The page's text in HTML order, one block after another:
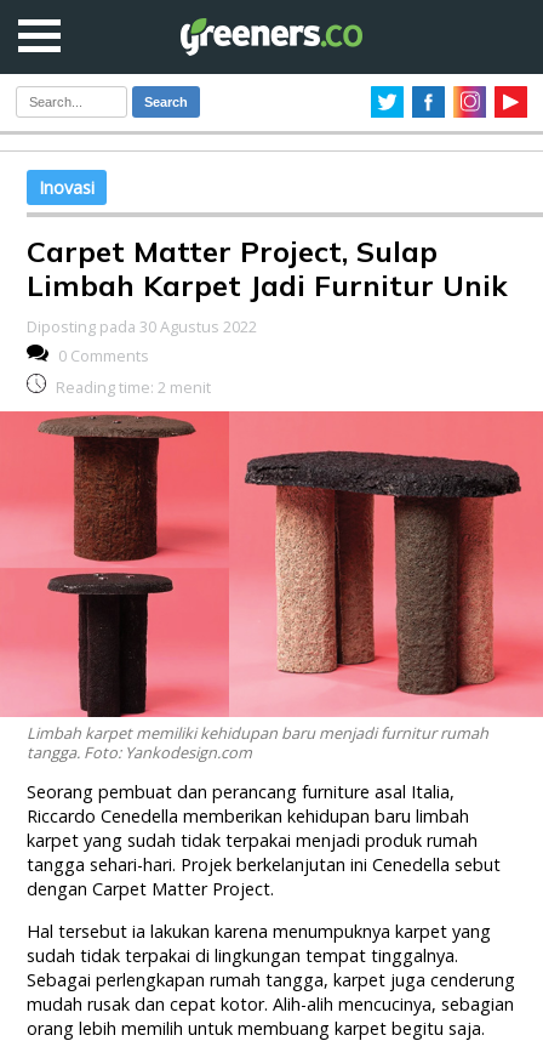
Search
Inovasi
Carpet Matter Project, Sulap
Limbah Karpet Jadi Furnitur Unik
Diposting pada 30 Agustus 2022
0 Comments
Reading time: 2 menit
Limbah karpet memiliki kehidupan baru menjadi furnitur rumah
tangga. Foto: Yankodesign.com
Seorang pembuat dan perancang furniture asal Italia,
Riccardo Cenedella memberikan kehidupan baru limbah
karpet yang sudah tidak terpakai menjadi produk rumah
tangga sehari-hari. Projek berkelanjutan ini Cenedella sebut
dengan Carpet Matter Project.
Hal tersebut ia lakukan karena menumpuknya karpet yang
sudah tidak terpakai di lingkungan tempat tinggalnya.
Sebagai perlengkapan rumah tangga, karpet juga cenderung
mudah rusak dan cepat kotor. Alih-alih mencucinya, sebagian
orang lebih memilih untuk membuang karpet begitu saja.